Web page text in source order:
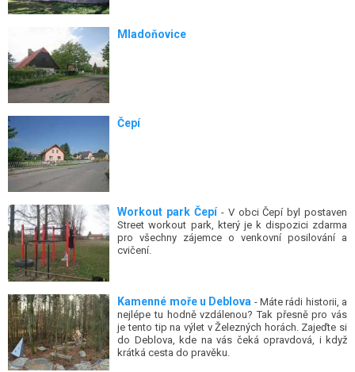
Mladoňovice
Čepí
Workout park Čepí - V obci Čepí byl postaven
Street workout park, který je k dispozici zdarma
pro všechny zájemce o venkovní posilování a
cvičení.
Kamenné moře u Deblova - Máte rádi historii, a
nejlépe tu hodně vzdálenou? Tak přesně pro vás
je tento tip na výlet v Železných horách. Zajeďte si
do Deblova, kde na vás čeká opravdová, i když
krátká cesta do pravěku.